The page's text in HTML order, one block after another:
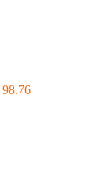
98.76